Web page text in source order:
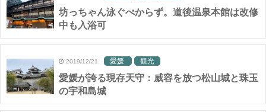
坊っちゃん泳ぐべからず。道後温泉本館は改修
中も入浴可
2019/12/21 愛媛 観光
愛媛が誇る現存天守：威容を放つ松山城と珠玉
の宇和島城